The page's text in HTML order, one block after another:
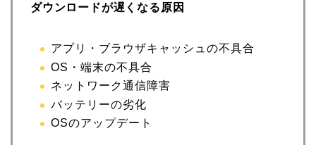
ダウンロードが遅くなる原因
アプリ・ブラウザキャッシュの不具合
OS・端末の不具合
ネットワーク通信障害
バッテリーの劣化
OSのアップデート